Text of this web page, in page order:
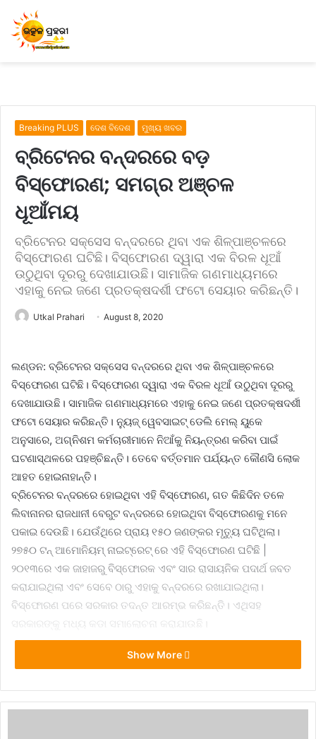
Breaking PLUS ଦେଶ ବିଦେଶ ମୁଖ୍ୟ ଖବର
ବ୍ରିଟେନର ବନ୍ଦରରେ ବଡ଼
ବିସ୍ଫୋରଣ; ସମଗ୍ର ଅଞ୍ଚଳ
ଧୂଆଁମୟ
ବ୍ରିଟେନର ସକ୍ସେସ ବନ୍ଦରରେ ଥିବା ଏକ ଶିଳ୍ପାଞ୍ଚଳରେ
ବିସ୍ଫୋରଣ ଘଟିଛି। ବିସ୍ଫୋରଣ ଦ୍ୱାରା ଏକ ବିରଳ ଧୂଆଁ
ଉଠୁଥିବା ଦୂରରୁ ଦେଖାଯାଉଛି। ସାମାଜିକ ଗଣମାଧ୍ୟମରେ
ଏହାକୁ ନେଇ ଜଣେ ପ୍ରତକ୍ଷଦର୍ଶୀ ଫଟୋ ସେୟାର କରିଛନ୍ତି।
Utkal Prahari August 8, 2020
ଲଣ୍ଡନ: ବ୍ରିଟେନର ସକ୍ସେସ ବନ୍ଦରରେ ଥିବା ଏକ ଶିଳ୍ପାଞ୍ଚଳରେ
ବିସ୍ଫୋରଣ ଘଟିଛି। ବିସ୍ଫୋରଣ ଦ୍ୱାରା ଏକ ବିରଳ ଧୂଆଁ ଉଠୁଥିବା ଦୂରରୁ
ଦେଖାଯାଉଛି। ସାମାଜିକ ଗଣମାଧ୍ୟମରେ ଏହାକୁ ନେଇ ଜଣେ ପ୍ରତକ୍ଷଦର୍ଶୀ
ଫଟୋ ସେୟାର କରିଛନ୍ତି। ନ୍ୟୁଜ୍ ୱେବସାଇଟ୍ ଡେଲି ମେଲ୍ ୟୁକେ
ଅନୁସାରେ, ଅଗ୍ନିଶମ କର୍ମଚାରୀମାନେ ନିଆଁକୁ ନିୟନ୍ତ୍ରଣ କରିବା ପାଇଁ
ଘଟଣାସ୍ଥଳରେ ପହଞ୍ଚିଛନ୍ତି। ତେବେ ବର୍ତ୍ତମାନ ପର୍ଯ୍ୟନ୍ତ କୌଣସି ଲୋକ
ଆହତ ହୋଇନାହାନ୍ତି।
ବ୍ରିଟେନର ବନ୍ଦରରେ ହୋଇଥିବା ଏହି ବିସ୍ଫୋରଣ, ଗତ କିଛିଦିନ ତଳେ
ଲିବାନାନର ରାଜଧାନୀ ବେରୁଟ ବନ୍ଦରରେ ହୋଇଥିବା ବିସ୍ଫୋରଣକୁ ମନେ
ପକାଇ ଦେଉଛି। ଯେଉଁଥିରେ ପ୍ରାୟ ୧୫୦ ଜଣଙ୍କର ମୃତ୍ୟୁ ଘଟିଥିଲା।
୨୭୫୦ ଟନ୍ ଆମୋନିୟମ୍ ନାଇଟ୍ରେଟ୍ ରେ ଏହି ବିସ୍ଫୋରଣ ଘଟିଛି |
୨୦୧୩ରେ ଏକ ଜାହାଜରୁ ବିସ୍ଫୋରକ ଏବଂ ସାର ରାସାୟନିକ ପଦାର୍ଥ ଜବତ
କରାଯାଇଥିଲା ଏବଂ ସେବେ ଠାରୁ ଏହାକୁ ବନ୍ଦରରେ ରଖାଯାଇଥିଲା।
ବିସ୍ଫୋରଣ ପରେ ସରକାର ତଦନ୍ତ ଆରମ୍ଭ କରିଛନ୍ତି। ଏଥିସହ
ସରକାରଙ୍କୁ ମଧ୍ୟ କଡା ସମାଲୋଚନା କରାଯାଉଛି।
bom blast england
Show More